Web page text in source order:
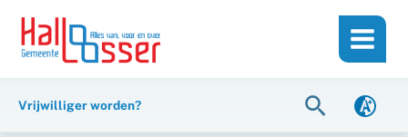
inhoud
naar
Vrijwilliger worden? Zoeken